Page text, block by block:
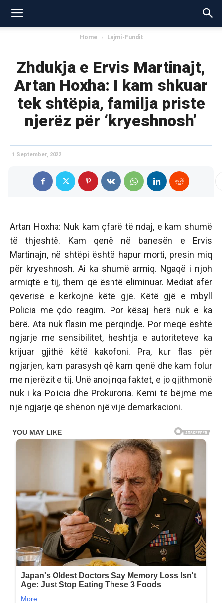
Home Lajmi-Fundit
Zhdukja e Ervis Martinajt,
Artan Hoxha: I kam shkuar
tek shtëpia, familja priste
njerëz për ‘kryeshnosh’
1 September, 2022
Artan Hoxha: Nuk kam çfarë të ndaj, e kam shumë
të thjeshtë. Kam qenë në banesën e Ervis
Martinajn, në shtëpi është hapur morti, presin miq
për kryeshnosh. Ai ka shumë armiq. Ngaqë i njoh
armiqtë e tij, them që është eliminuar. Mediat afër
qeverisë e kërkojnë këtë gjë. Këtë gjë e mbyll
Policia me çdo reagim. Por kësaj herë nuk e ka
bërë. Ata nuk flasin me përqindje. Por meqë është
ngjarje me sensibilitet, heshtja e autoriteteve ka
krijuar gjithë këtë kakofoni. Pra, kur flas për
ngjarjen, kam parasysh që kam qenë dhe kam folur
me njerëzit e tij. Unë anoj nga faktet, e jo gjithmonë
nuk i ka Policia dhe Prokuroria. Kemi të bëjmë me
një ngjarje që shënon një vijë demarkacioni.